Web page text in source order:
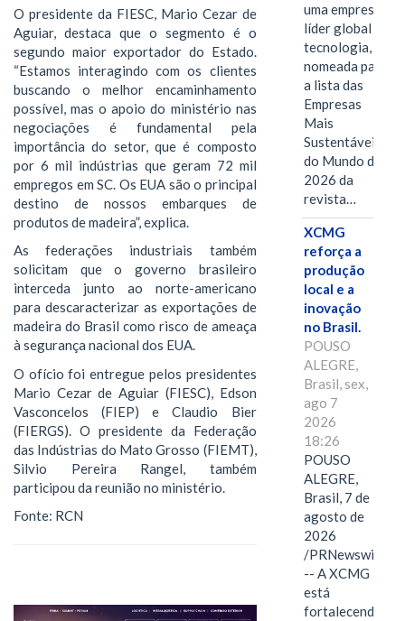
O presidente da FIESC, Mario Cezar de
Aguiar, destaca que o segmento é o
segundo maior exportador do Estado.
“Estamos interagindo com os clientes
buscando o melhor encaminhamento
possível, mas o apoio do ministério nas
negociações é fundamental pela
importância do setor, que é composto
por 6 mil indústrias que geram 72 mil
empregos em SC. Os EUA são o principal
destino de nossos embarques de
produtos de madeira”, explica.
As federações industriais também
solicitam que o governo brasileiro
interceda junto ao norte-americano
para descaracterizar as exportações de
madeira do Brasil como risco de ameaça
à segurança nacional dos EUA.
O ofício foi entregue pelos presidentes
Mario Cezar de Aguiar (FIESC), Edson
Vasconcelos (FIEP) e Claudio Bier
(FIERGS). O presidente da Federação
das Indústrias do Mato Grosso (FIEMT),
Silvio Pereira Rangel, também
participou da reunião no ministério.
Fonte: RCN
uma empresa
líder global em
tecnologia, foi
nomeada para
a lista das
Empresas
Mais
Sustentáveis
do Mundo de
2026 da
revista…
XCMG
reforça a
produção
local e a
inovação
no Brasil.
POUSO
ALEGRE,
Brasil, sex,
ago 7
2026
18:26
POUSO
ALEGRE,
Brasil, 7 de
agosto de
2026
/PRNewswire/
-- A XCMG
está
fortalecendo a